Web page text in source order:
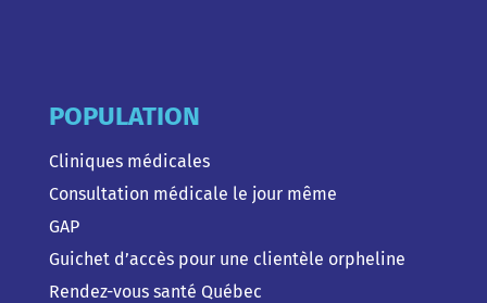
POPULATION
Cliniques médicales
Consultation médicale le jour même
GAP
Guichet d’accès pour une clientèle orpheline
Rendez-vous santé Québec